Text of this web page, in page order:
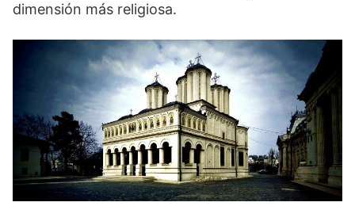
dimensión más religiosa.